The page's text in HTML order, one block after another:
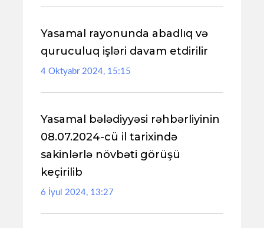
Yasamal rayonunda abadlıq və
quruculuq işləri davam etdirilir
4 Oktyabr 2024, 15:15
Yasamal bələdiyyəsi rəhbərliyinin
08.07.2024-cü il tarixində
sakinlərlə növbəti görüşü
keçirilib
6 İyul 2024, 13:27